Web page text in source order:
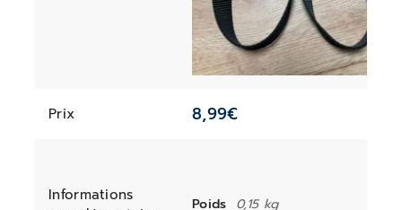
Prix 8,99€
Informations
Poids 0,15 kg